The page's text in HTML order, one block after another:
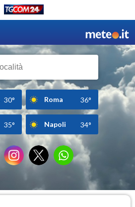
30° Roma 36°
35° Napoli 34°